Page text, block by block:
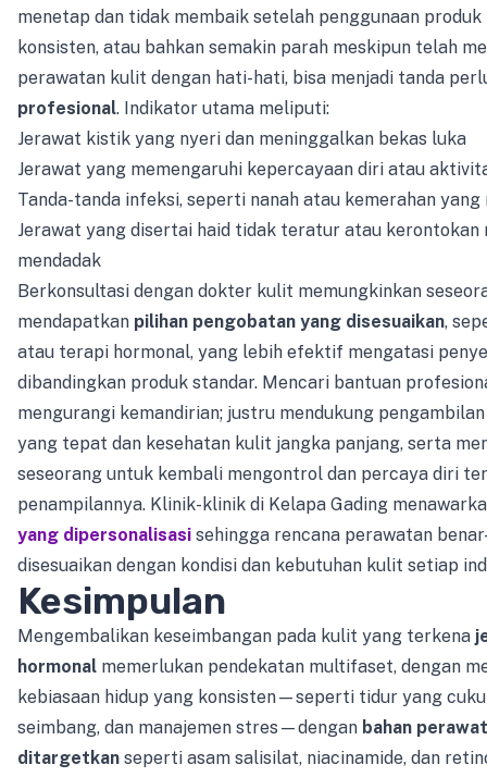
menetap dan tidak membaik setelah penggunaan
konsisten, atau bahkan semakin parah meskipun telah
perawatan kulit dengan hati-hati, bisa menjadi tanda
profesional. Indikator utama meliputi:
Jerawat kistik yang nyeri dan meninggalkan bekas luka
Jerawat yang memengaruhi kepercayaan diri atau
Tanda-tanda infeksi, seperti nanah atau kemerahan yang
Jerawat yang disertai haid tidak teratur atau kerontokan
mendadak
Berkonsultasi dengan dokter kulit memungkinkan
mendapatkan pilihan pengobatan yang disesuaikan,
atau terapi hormonal, yang lebih efektif mengatasi
dibandingkan produk standar. Mencari bantuan
mengurangi kemandirian; justru mendukung
yang tepat dan kesehatan kulit jangka panjang, serta
seseorang untuk kembali mengontrol dan percaya diri
penampilannya. Klinik-klinik di Kelapa Gading
yang dipersonalisasi sehingga rencana perawatan
disesuaikan dengan kondisi dan kebutuhan kulit setiap
Kesimpulan
Mengembalikan keseimbangan pada kulit yang terkena
hormonal memerlukan pendekatan multifaset, dengan
kebiasaan hidup yang konsisten—seperti tidur yang
seimbang, dan manajemen stres—dengan bahan
ditargetkan seperti asam salisilat, niacinamide, dan